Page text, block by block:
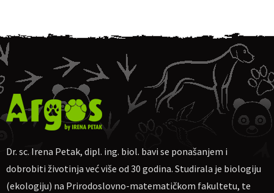
Dr. sc. Irena Petak, dipl. ing. biol. bavi se ponašanjem i
dobrobiti životinja već više od 30 godina. Studirala je biologiju
(ekologiju) na Prirodoslovno-matematičkom fakultetu, te